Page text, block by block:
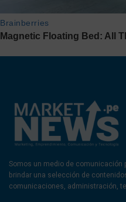
Somos un medio de comunicación
brindar una selección de
comunicaciones, administración,